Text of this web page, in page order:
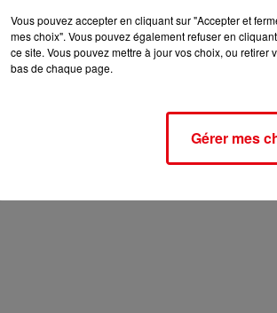
Vous pouvez accepter en cliquant sur "Accepter et
mes choix". Vous pouvez également refuser en
ce site. Vous pouvez mettre à jour vos choix, ou
bas de chaque page.
Gérer mes